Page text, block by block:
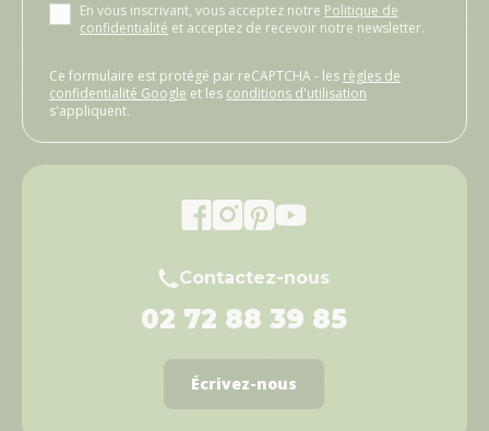
En vous inscrivant, vous acceptez notre Politique de
confidentialité et acceptez de recevoir notre newsletter.
Ce formulaire est protégé par reCAPTCHA - les règles de
confidentialité Google et les conditions d'utilisation
s'appliquent.
Contactez-nous
02 72 88 39 85
Écrivez-nous